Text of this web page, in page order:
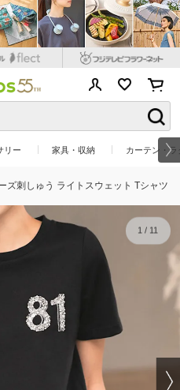
リー 家具・収納 カーテン・
ズ刺しゅう ライトスウェット Tシャツ
1 / 11